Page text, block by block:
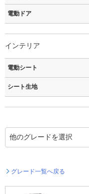
電動ドア
インテリア
電動シート
シート生地
グレード一覧へ戻る